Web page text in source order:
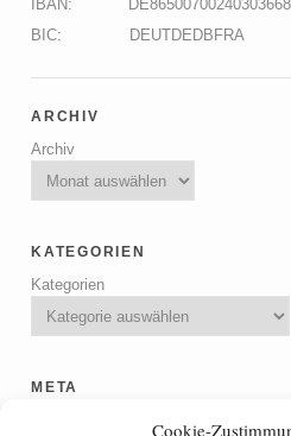
Cookie-
IBAN:
BIC: DEUTDEDBFRA
archiv
Archiv
kategorien
Kategorien
meta